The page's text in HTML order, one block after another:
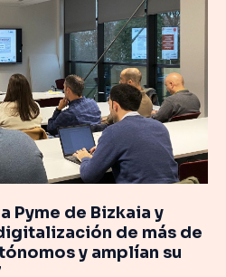
Pyme de Bizkaia y
de más de
y amplían su